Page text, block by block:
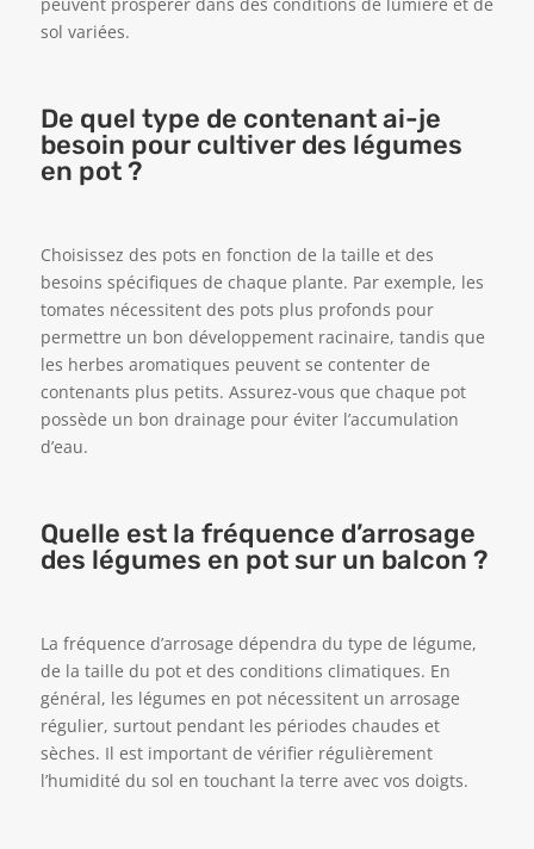
sol variées.
De quel type de contenant ai-je
besoin pour cultiver des légumes
en pot ?
Choisissez des pots en fonction de la taille et des
besoins spécifiques de chaque plante. Par exemple, les
tomates nécessitent des pots plus profonds pour
permettre un bon développement racinaire, tandis que
les herbes aromatiques peuvent se contenter de
contenants plus petits. Assurez-vous que chaque pot
possède un bon drainage pour éviter l’accumulation
d’eau.
Quelle est la fréquence d’arrosage
des légumes en pot sur un balcon ?
La fréquence d’arrosage dépendra du type de légume,
de la taille du pot et des conditions climatiques. En
général, les légumes en pot nécessitent un arrosage
régulier, surtout pendant les périodes chaudes et
sèches. Il est important de vérifier régulièrement
l’humidité du sol en touchant la terre avec vos doigts.